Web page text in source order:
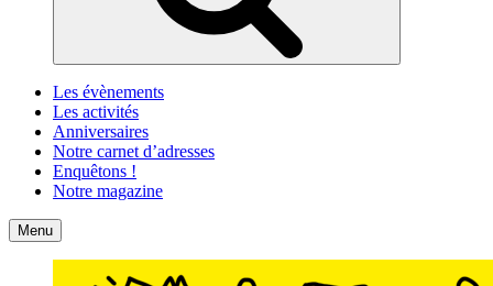
Les évènements
Les activités
Anniversaires
Notre carnet d’adresses
Enquêtons !
Notre magazine
Accueil
Menu Contact